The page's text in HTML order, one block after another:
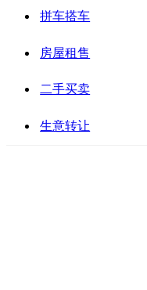
拼车搭车
房屋租售
二手买卖
生意转让